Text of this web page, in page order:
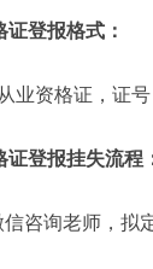
登报格式：
业资格证，证
登报挂失流程
咨询老师，拟